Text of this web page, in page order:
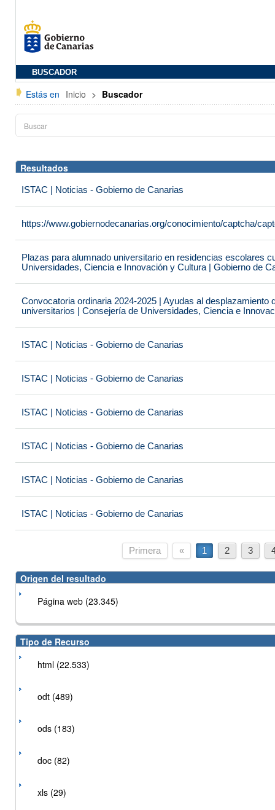
BUSCADOR
Estás en Inicio > Buscador
Resultados
ISTAC | Noticias - Gobierno de Canarias
https://www.gobiernodecanarias.org/conocimiento/captcha/
Plazas para alumnado universitario en residencias escolares
Universidades, Ciencia e Innovación y Cultura | Gobierno de
Convocatoria ordinaria 2024-2025 | Ayudas al desplazamiento
universitarios | Consejería de Universidades, Ciencia e
ISTAC | Noticias - Gobierno de Canarias
ISTAC | Noticias - Gobierno de Canarias
ISTAC | Noticias - Gobierno de Canarias
ISTAC | Noticias - Gobierno de Canarias
ISTAC | Noticias - Gobierno de Canarias
ISTAC | Noticias - Gobierno de Canarias
Primera « 1 2 3
Origen del resultado
Página web (23.345)
Tipo de Recurso
html (22.533)
odt (489)
ods (183)
doc (82)
xls (29)